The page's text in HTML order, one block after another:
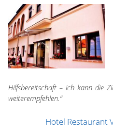
Hilfsbereitschaft – ich kann die
weiterempfehlen.“
Hotel Restaurant